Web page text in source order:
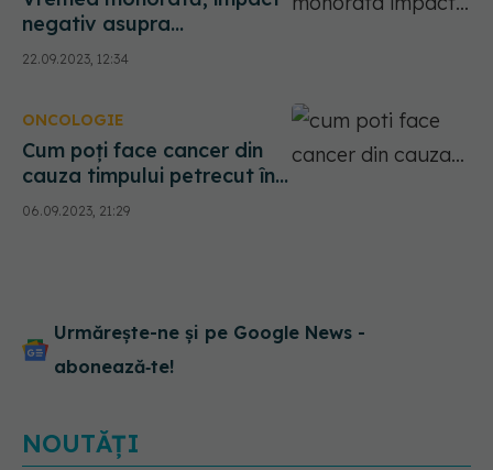
negativ asupra
persoanelor cu boli
oncologice. De ce sunt mai
de temperatură
22.09.2023, 12:34
ONCOLOGIE
Cum poți face cancer din
cauza timpului petrecut în
bucătărie. Avertisment
sumbru: Suntem expuși
06.09.2023, 21:29
Urmărește-ne și pe Google News -
abonează‑te!
NOUTĂȚI